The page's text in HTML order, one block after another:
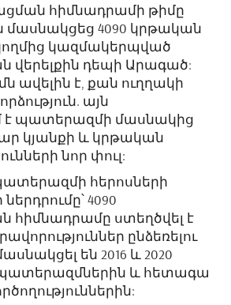
հիմնադրամի թիմը
մասնակցեց 4090 կրթական
կազմակերպված
վերելքին դեպի Արագած:
ավելին է, քան ուղղակի
այն
է պատերազմի մասնակից
կյանքի և կրթական
նոր փուլ:
հերոսների
4090
հիմնադրամը ստեղծվել է
ընձեռելու
են 2016 և 2020
և հետագա